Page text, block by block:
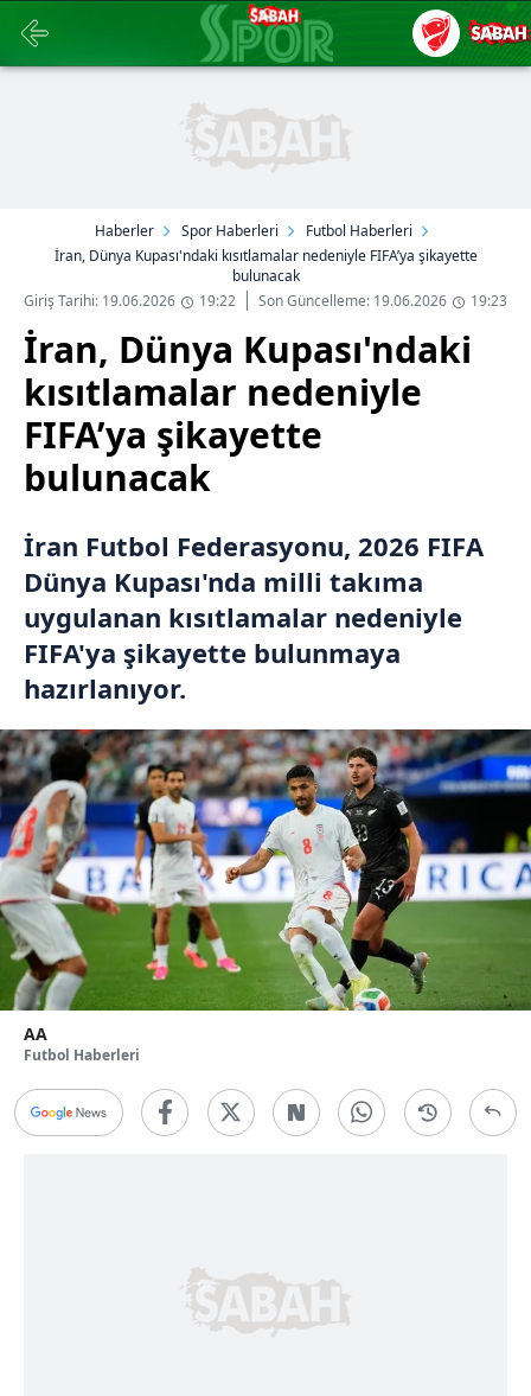
Haberler Spor Haberleri
Futbol Haberleri
İran, Dünya Kupası'ndaki kısıtlamalar nedeniyle FIFA’ya şikayette
bulunacak
Giriş Tarihi: 19.06.2026
19:22 Son Güncelleme: 19.06.2026 19:23
İran, Dünya Kupası'ndaki
kısıtlamalar nedeniyle
FIFA’ya şikayette
bulunacak
İran Futbol Federasyonu, 2026 FIFA
Dünya Kupası'nda milli takıma
uygulanan kısıtlamalar nedeniyle
FIFA'ya şikayette bulunmaya
hazırlanıyor.
AA
Futbol Haberleri